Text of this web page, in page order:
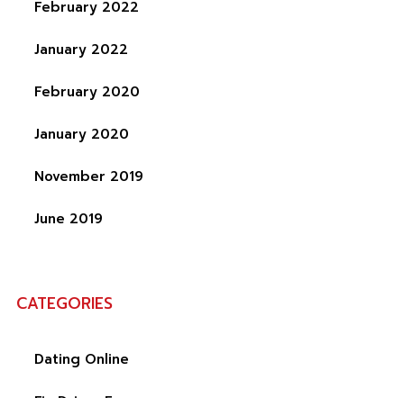
February 2022
January 2022
February 2020
January 2020
November 2019
June 2019
CATEGORIES
Dating Online